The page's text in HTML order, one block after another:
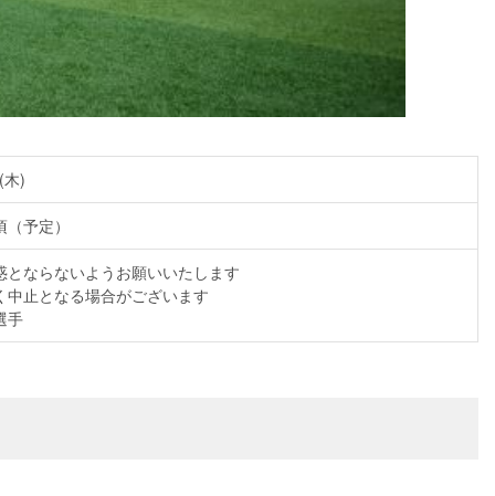
)
予定）
ならないようお願いいたします
止となる場合がございます
手